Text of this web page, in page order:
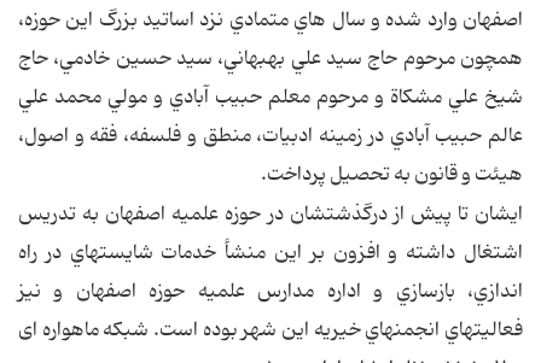
اصفهان وارد شده و سال هاي متمادي نزد اساتيد بزرگ اين حوزه،
همچون مرحوم حاج سيد علي بهبهاني، سيد حسين خادمي، حاج
شيخ علي مشکاة و مرحوم معلم حبيب‏ آبادي و مولي محمد علي
عالم حبيب‏ آبادي در زمينه ادبيات، منطق و فلسفه، فقه و اصول،
هيئت و قانون به تحصيل پرداخت.
ايشان تا پیش از درگذشتشان در حوزه علميه اصفهان به تدريس
اشتغال داشته و افزون بر اين منشأ خدمات شايسته‏اي در راه‏
اندازي، بازسازي و اداره مدارس علميه حوزه اصفهان و نيز
فعاليت‏هاي انجمن‏هاي خيريه اين شهر بوده است. شبکه ماهواره ای